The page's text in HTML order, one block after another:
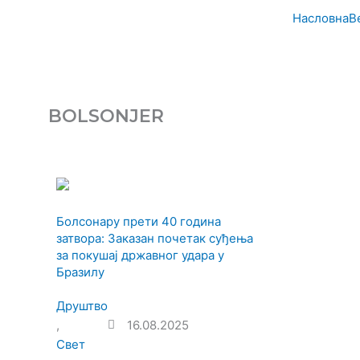
Насловна
BOLSONJER
Болсонару прети 40 година
затвора: Заказан почетак суђења
за покушај државног удара у
Бразилу
Друштво
,
Свет
16.08.2025